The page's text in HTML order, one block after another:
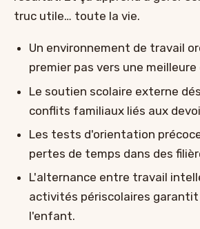
truc utile… toute la vie.
Un environnement de travail
premier pas vers une
Le soutien scolaire externe
conflits familiaux liés aux
Les tests d'orientation
pertes de temps dans des
L'alternance entre travail
activités périscolaires garantit
l'enfant.